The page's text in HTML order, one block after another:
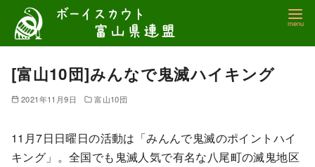
テ
[富山10団]みんなで鬼滅ハイキング
2021年11月9日 富山10団
11月7日日曜日の活動は「みんんで鬼滅のポイントハイ
キング」。全国でも鬼滅人気で有名な八尾町の滅鬼地区